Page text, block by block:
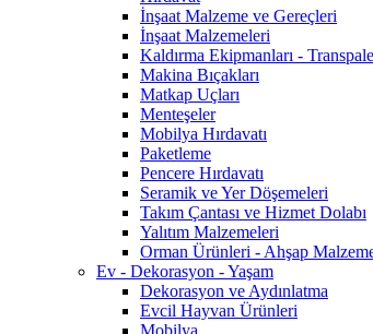
İnşaat Malzeme ve Gereçleri
İnşaat Malzemeleri
Kaldırma Ekipmanları -
Makina Bıçakları
Matkap Uçları
Menteşeler
Mobilya Hırdavatı
Paketleme
Pencere Hırdavatı
Seramik ve Yer Döşemeleri
Takım Çantası ve Hizmet Dolabı
Yalıtım Malzemeleri
Orman Ürünleri - Ahşap
Ev - Dekorasyon - Yaşam
Dekorasyon ve Aydınlatma
Evcil Hayvan Ürünleri
Mobilya